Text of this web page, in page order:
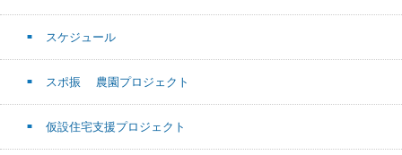
スケジュール
スポ振 農園プロジェクト
仮設住宅支援プロジェクト